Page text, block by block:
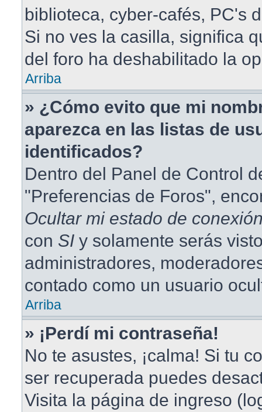
biblioteca, cyber-cafés, PC's
Si no ves la casilla, significa
del foro ha deshabilitado la
Arriba
» ¿Cómo evito que mi
aparezca en las listas de
identificados?
Dentro del Panel de Control
"Preferencias de Foros",
Ocultar mi estado de
con SI y solamente serás
administradores,
contado como un usuario
Arriba
» ¡Perdí mi contraseña!
No te asustes, ¡calma! Si tu
ser recuperada puedes
Visita la página de ingreso